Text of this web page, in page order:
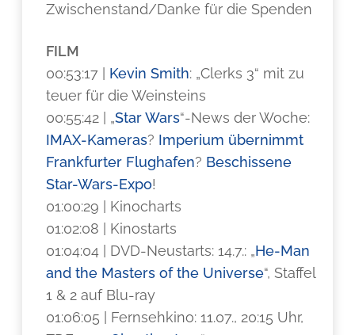
Zwischenstand/Danke für die Spenden
FILM
00:53:17 | Kevin Smith: „Clerks 3“ mit zu
teuer für die Weinsteins
00:55:42 | „Star Wars“-News der Woche:
IMAX-Kameras? Imperium übernimmt
Frankfurter Flughafen? Beschissene
Star-Wars-Expo!
01:00:29 | Kinocharts
01:02:08 | Kinostarts
01:04:04 | DVD-Neustarts: 14.7.: „He-Man
and the Masters of the Universe“, Staffel
1 & 2 auf Blu-ray
01:06:05 | Fernsehkino: 11.07., 20:15 Uhr,